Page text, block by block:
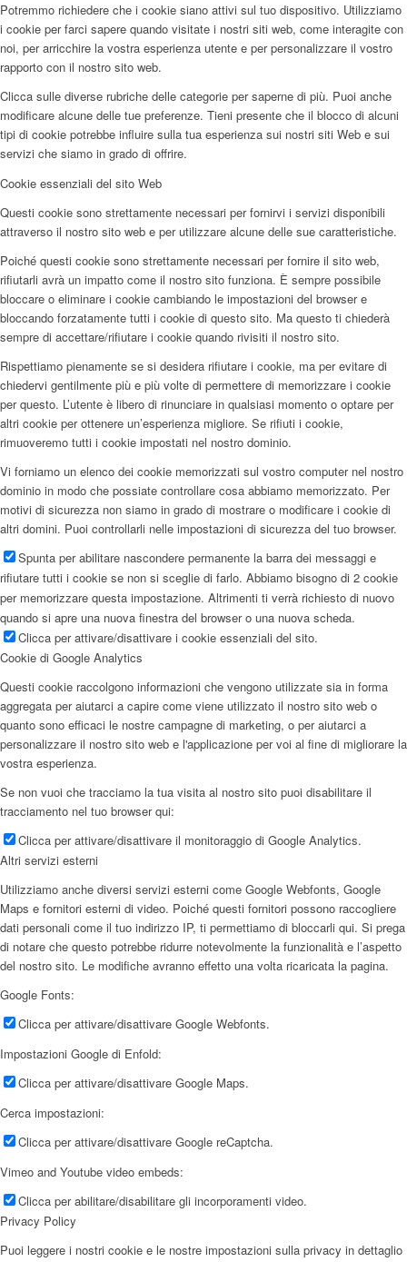
Potremmo richiedere che i cookie siano attivi sul tuo dispositivo. Utilizziamo
i cookie per farci sapere quando visitate i nostri siti web, come interagite con
noi, per arricchire la vostra esperienza utente e per personalizzare il vostro
rapporto con il nostro sito web.
Clicca sulle diverse rubriche delle categorie per saperne di più. Puoi anche
modificare alcune delle tue preferenze. Tieni presente che il blocco di alcuni
tipi di cookie potrebbe influire sulla tua esperienza sui nostri siti Web e sui
servizi che siamo in grado di offrire.
Cookie essenziali del sito Web
Questi cookie sono strettamente necessari per fornirvi i servizi disponibili
attraverso il nostro sito web e per utilizzare alcune delle sue caratteristiche.
Poiché questi cookie sono strettamente necessari per fornire il sito web,
rifiutarli avrà un impatto come il nostro sito funziona. È sempre possibile
bloccare o eliminare i cookie cambiando le impostazioni del browser e
bloccando forzatamente tutti i cookie di questo sito. Ma questo ti chiederà
sempre di accettare/rifiutare i cookie quando rivisiti il nostro sito.
Rispettiamo pienamente se si desidera rifiutare i cookie, ma per evitare di
chiedervi gentilmente più e più volte di permettere di memorizzare i cookie
per questo. L’utente è libero di rinunciare in qualsiasi momento o optare per
altri cookie per ottenere un’esperienza migliore. Se rifiuti i cookie,
rimuoveremo tutti i cookie impostati nel nostro dominio.
Vi forniamo un elenco dei cookie memorizzati sul vostro computer nel nostro
dominio in modo che possiate controllare cosa abbiamo memorizzato. Per
motivi di sicurezza non siamo in grado di mostrare o modificare i cookie di
altri domini. Puoi controllarli nelle impostazioni di sicurezza del tuo browser.
Spunta per abilitare nascondere permanente la barra dei messaggi e
rifiutare tutti i cookie se non si sceglie di farlo. Abbiamo bisogno di 2 cookie
per memorizzare questa impostazione. Altrimenti ti verrà richiesto di nuovo
quando si apre una nuova finestra del browser o una nuova scheda.
Clicca per attivare/disattivare i cookie essenziali del sito.
Cookie di Google Analytics
Questi cookie raccolgono informazioni che vengono utilizzate sia in forma
aggregata per aiutarci a capire come viene utilizzato il nostro sito web o
quanto sono efficaci le nostre campagne di marketing, o per aiutarci a
personalizzare il nostro sito web e l'applicazione per voi al fine di migliorare la
vostra esperienza.
Se non vuoi che tracciamo la tua visita al nostro sito puoi disabilitare il
tracciamento nel tuo browser qui:
Clicca per attivare/disattivare il monitoraggio di Google Analytics.
Altri servizi esterni
Utilizziamo anche diversi servizi esterni come Google Webfonts, Google
Maps e fornitori esterni di video. Poiché questi fornitori possono raccogliere
dati personali come il tuo indirizzo IP, ti permettiamo di bloccarli qui. Si prega
di notare che questo potrebbe ridurre notevolmente la funzionalità e l’aspetto
del nostro sito. Le modifiche avranno effetto una volta ricaricata la pagina.
Google Fonts:
Clicca per attivare/disattivare Google Webfonts.
Impostazioni Google di Enfold:
Clicca per attivare/disattivare Google Maps.
Cerca impostazioni:
Clicca per attivare/disattivare Google reCaptcha.
Vimeo and Youtube video embeds:
Clicca per abilitare/disabilitare gli incorporamenti video.
Privacy Policy
Puoi leggere i nostri cookie e le nostre impostazioni sulla privacy in dettaglio